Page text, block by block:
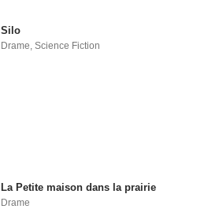
Silo
Drame,Science Fiction
La Petite maison dans la prairie
Drame